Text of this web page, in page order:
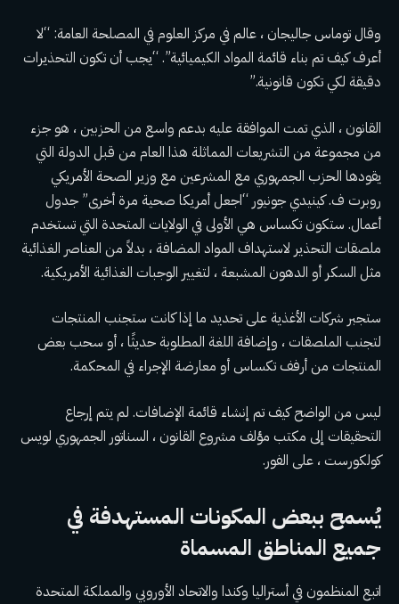
وقال توماس جاليجان ، عالم في مركز العلوم في المصلحة العامة: “لا
أعرف كيف تم بناء قائمة المواد الكيميائية”. “يجب أن تكون التحذيرات
دقيقة لكي تكون قانونية.”
القانون ، الذي تمت الموافقة عليه بدعم واسع من الحزبين ، هو جزء
من مجموعة من التشريعات المماثلة هذا العام من قبل الدولة التي
يقودها الحزب الجمهوري مع المشرعين مع وزير الصحة الأمريكي
روبرت ف. كينيدي جونيور “اجعل أمريكا صحية مرة أخرى” جدول
أعمال. ستكون تكساس هي الأولى في الولايات المتحدة التي تستخدم
ملصقات التحذير لاستهداف المواد المضافة ، بدلاً من العناصر الغذائية
مثل السكر أو الدهون المشبعة ، لتغيير الوجبات الغذائية الأمريكية.
ستجبر شركات الأغذية على تحديد ما إذا كانت ستجنب المنتجات
لتجنب الملصقات ، وإضافة اللغة المطلوبة حديثًا ، أو سحب بعض
المنتجات من أرفف تكساس أو معارضة الإجراء في المحكمة.
ليس من الواضح كيف تم إنشاء قائمة الإضافات. لم يتم إرجاع
التحقيقات إلى مكتب مؤلف مشروع القانون ، السناتور الجمهوري لويس
كولكورست ، على الفور.
يُسمح ببعض المكونات المستهدفة في
جميع المناطق المسماة
اتبع المنظمون في أستراليا وكندا والاتحاد الأوروبي والمملكة المتحدة